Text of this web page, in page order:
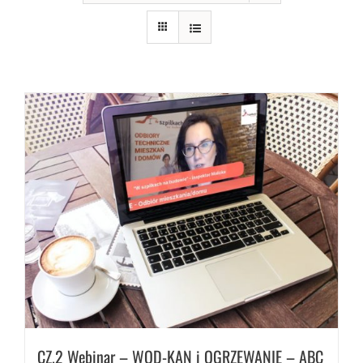
CZ.2 Webinar – WOD-KAN i OGRZEWANIE – ABC